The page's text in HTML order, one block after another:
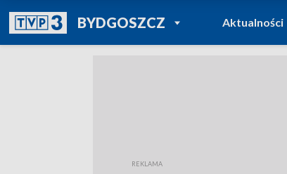
BYDGOSZCZPOWRÓT DO
TVP REGIONY
Aktualności